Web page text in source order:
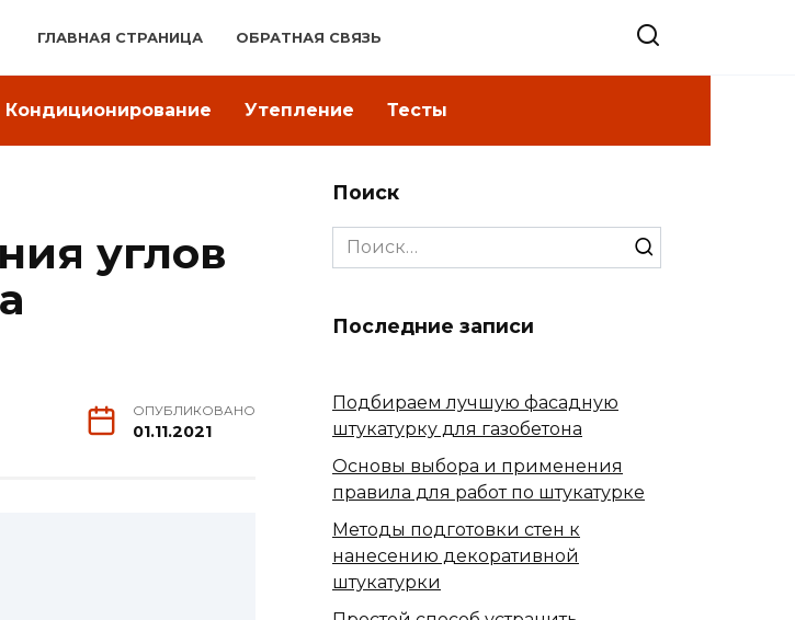
ГЛАВНАЯ СТРАНИЦА ОБРАТНАЯ СВЯЗЬ
Кондиционирование Утепление Тесты
углов
ОПУБЛИКОВАНО
01.11.2021
Поиск
Search
for:
Последние записи
Подбираем лучшую фасадную
штукатурку для газобетона
Основы выбора и применения
правила для работ по штукатурке
Методы подготовки стен к
нанесению декоративной
штукатурки